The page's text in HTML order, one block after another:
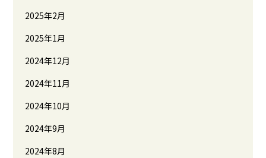
2025年2月
2025年1月
2024年12月
2024年11月
2024年10月
2024年9月
2024年8月